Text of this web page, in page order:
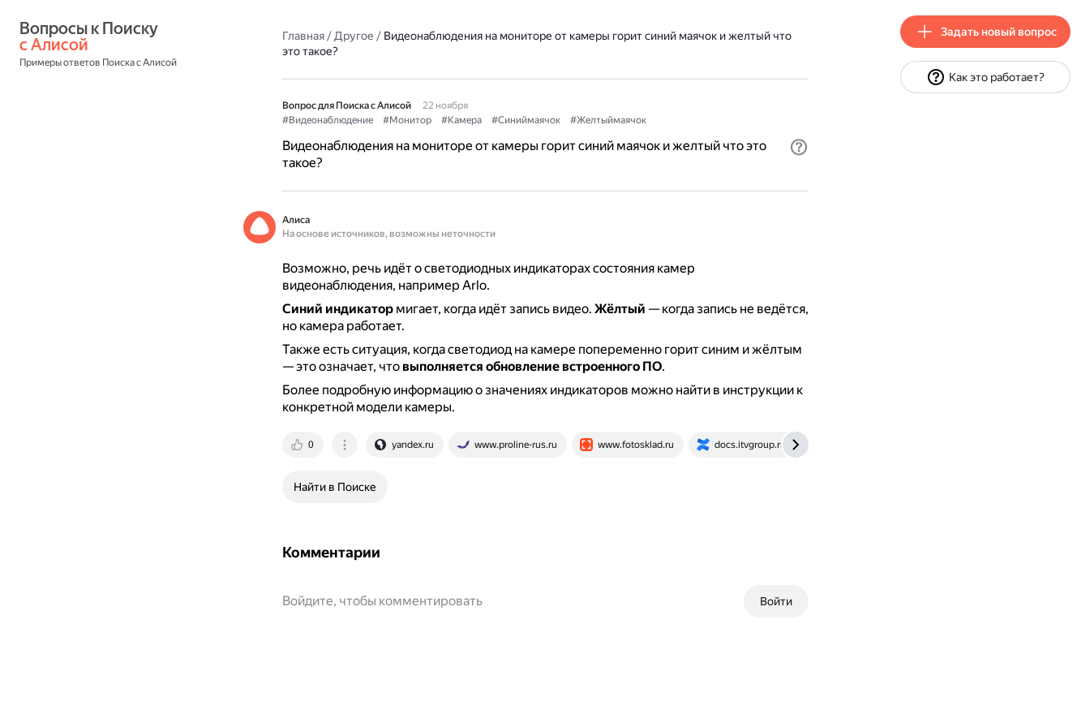
с Алисой
Примеры ответов Поиска с Алисой
Главная/Другое / Видеонаблюдения на мониторе от камеры горит синий маячок и желтый что
это такое?
Вопрос для Поиска с Алисой
22 ноября
#Видеонаблюдение
#Монитор #Камера #Синиймаячок #Желтыймаячок
Видеонаблюдения на мониторе от камеры горит синий маячок и желтый что это
такое?
Алиса
На основе источников, возможны неточности
Возможно, речь идёт о светодиодных индикаторах состояния камер
видеонаблюдения, например Arlo.
Синий индикатормигает, когда идёт запись видео. Жёлтый — когда запись не ведётся,
но камера работает.
Также есть ситуация, когда светодиод на камере попеременно горит синим и жёлтым
— это означает, что выполняется обновление встроенного ПО.
Более подробную информацию о значениях индикаторов можно найти в инструкции к
конкретной модели камеры.
0 yandex.ru www.proline-rus.ru www.fotosklad.ru docs.itvgroup.ru
Найти в Поиске
Комментарии
Войти
Войдите, чтобы комментировать
Задать новый вопрос
Как это работает?